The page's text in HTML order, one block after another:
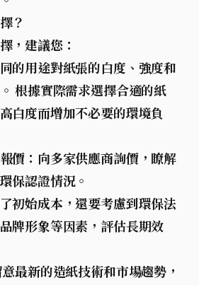
？
，建議您：
的用途對紙張的白度、強度和
根據實際需求選擇合適的紙
白度而增加不必要的環境負
價： 向多家供應商詢價，瞭解
保認證情況。
初始成本，還要考慮到環保法
牌形象等因素，評估長期效
意最新的造紙技術和市場趨勢，